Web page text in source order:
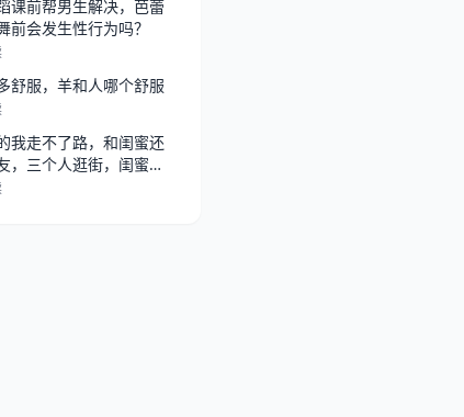
课前帮男生解决，芭蕾
前会发生性行为吗？
舒服，羊和人哪个舒服
我走不了路，和闺蜜还
，三个人逛街，闺蜜总